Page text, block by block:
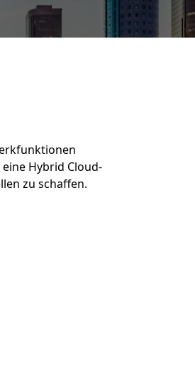
Hybrid Cloud-
zu schaffen.